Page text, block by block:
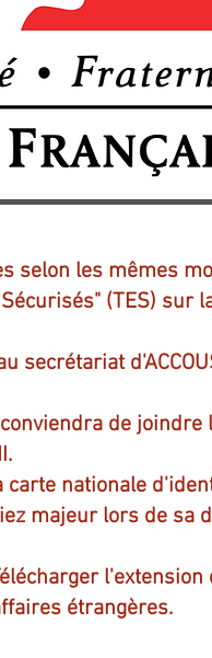
selon les mêmes
(TES) sur
secrétariat
de joindre
nationale
majeur lors de sa
étrangères.